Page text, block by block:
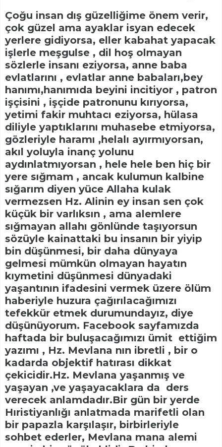
Çoğu insan dış güzelliğime önem verir,
çok güzel ama ayaklar isyan edecek
yerlere gidiyorsa, eller kabahat yapacak
işlerle meşgulse , dil hoş olmayan
sözlerle insanı eziyorsa, anne baba
evlatlarını , evlatlar anne babaları,bey
hanımı,hanımıda beyini incitiyor , patron
işçisini , işçide patronunu kırıyorsa,
yetimi fakir muhtacı eziyorsa, hülasa
diliyle yaptıklarını muhasebe etmiyorsa,
gözleriyle haramı ,helalı ayırmıyorsan,
akıl yoluyla inanç yolunu
aydınlatmıyorsan , hele hele ben hiç bir
yere sığmam , ancak kulumun kalbine
sığarım diyen yüce Allaha kulak
vermezsen Hz. Alinin ey insan sen çok
küçük bir varlıksın , ama alemlere
sığmayan allahı gönlünde taşıyorsun
sözüyle kainattaki bu insanın bir yiyip
bin düşünmesi, bir daha dünyaya
gelmesi mümkün olmayan hayatın
kıymetini düşünmesi dünyadaki
yaşantının ifadesini vermek üzere ölüm
haberiyle huzura çağırılacağımızı
tefekkür etmek durumundayız, diye
düşünüyorum. Facebook sayfamızda
haftada bir buluşacağımızı ümit ettiğim
yazımı , Hz. Mevlana nın ibretli , bir o
kadarda objektif hatırası dikkat
çekicidir.Hz. Mevlana yaşanmış ve
yaşayan ,ve yaşayacaklara da ders
verecek anlamdadır.Bir gün bir yerde
Hıristiyanlığı anlatmada marifetli olan
bir papazla karşılaşır, birbirleriyle
sohbet ederler, Mevlana mana alemi